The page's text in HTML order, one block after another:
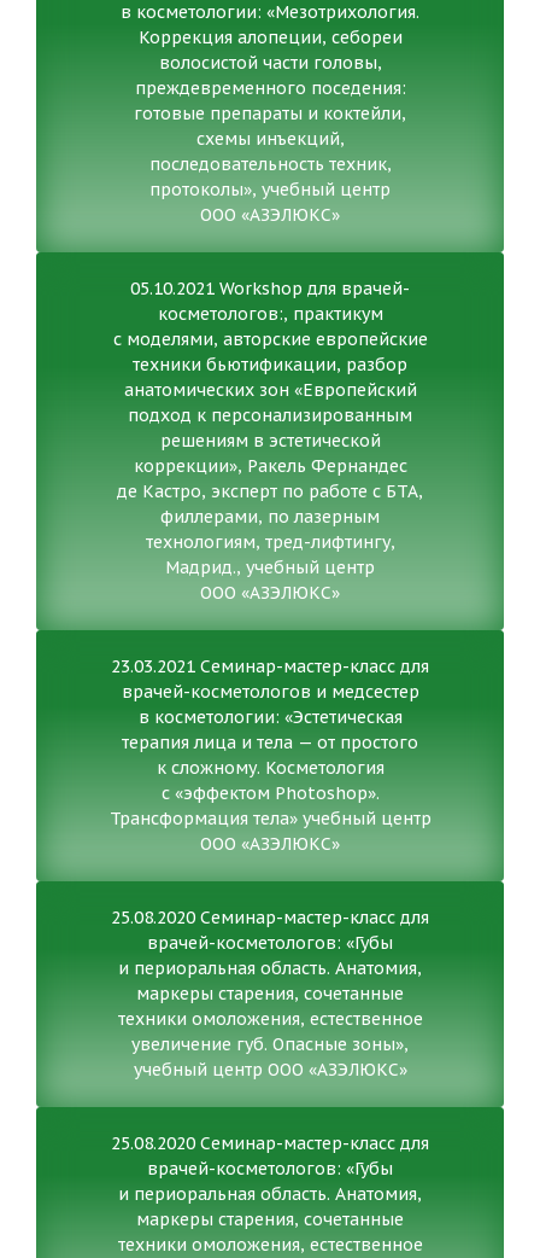
в косметологии: «Мезотрихология.
Коррекция алопеции, себореи
волосистой части головы,
преждевременного поседения:
готовые препараты и коктейли,
схемы инъекций,
последовательность техник,
протоколы», учебный центр
ООО «АЗЭЛЮКС»
05.10.2021 Workshop для врачей-
косметологов:, практикум
с моделями, авторские европейские
техники бьютификации, разбор
анатомических зон «Европейский
подход к персонализированным
решениям в эстетической
коррекции», Ракель Фернандес
де Кастро, эксперт по работе с БТА,
филлерами, по лазерным
технологиям, тред-лифтингу,
Мадрид., учебный центр
ООО «АЗЭЛЮКС»
23.03.2021 Семинар-мастер-класс для
врачей-косметологов и медсестер
в косметологии: «Эстетическая
терапия лица и тела — от простого
к сложному. Косметология
с «эффектом Photoshop».
Трансформация тела» учебный центр
ООО «АЗЭЛЮКС»
25.08.2020 Семинар-мастер-класс для
врачей-косметологов: «Губы
и периоральная область. Анатомия,
маркеры старения, сочетанные
техники омоложения, естественное
увеличение губ. Опасные зоны»,
учебный центр ООО «АЗЭЛЮКС»
25.08.2020 Семинар-мастер-класс для
врачей-косметологов: «Губы
и периоральная область. Анатомия,
маркеры старения, сочетанные
техники омоложения, естественное